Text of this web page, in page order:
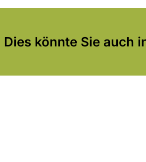
Dies könnte Sie auch